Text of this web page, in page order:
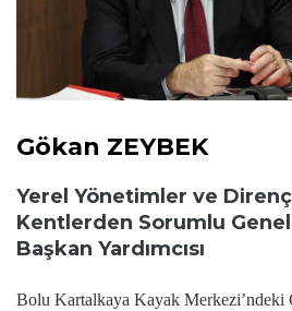
Gökan ZEYBEK
Yerel Yönetimler ve
Kentlerden Sorumlu Genel
Başkan Yardımcısı
Bolu Kartalkaya Kayak Merkezi’ndeki